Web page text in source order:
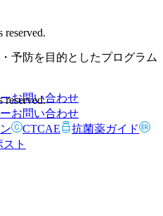
お問い合わせ
CTCAE
抗菌薬ガイド
スト
予防を目的としたプログラム
お問い合わせ